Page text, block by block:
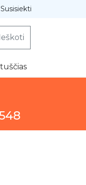
Susisiekti